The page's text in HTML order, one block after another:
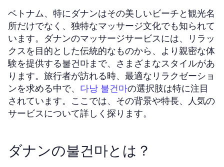
ベトナム、特にダナンはその美しいビーチと観光名
所だけでなく、独特なマッサージ文化でも知られて
います。ダナンのマッサージサービスには、リラッ
クスを目的とした伝統的なものから、より親密な体
験を提供する불건마まで、さまざまなスタイルがあ
ります。旅行者が訪れる時、最適なリラクゼーショ
ンを求める中で、
다낭 불건마の選択肢は特に注目
されています。ここでは、その背景や特長、人気の
サービスについて詳しく探ります。
ダナンの불건마とは？